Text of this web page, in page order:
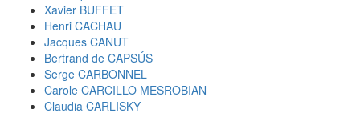
Xavier BUFFET
Henri CACHAU
Jacques CANUT
Bertrand de CAPSÚS
Serge CARBONNEL
Carole CARCILLO MESROBIAN
Claudia CARLISKY